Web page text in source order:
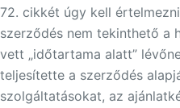
72. cikkét úgy kell
szerződés nem tekinthető a
vett „időtartama alatt”
teljesítette a szerződés
szolgáltatásokat, az